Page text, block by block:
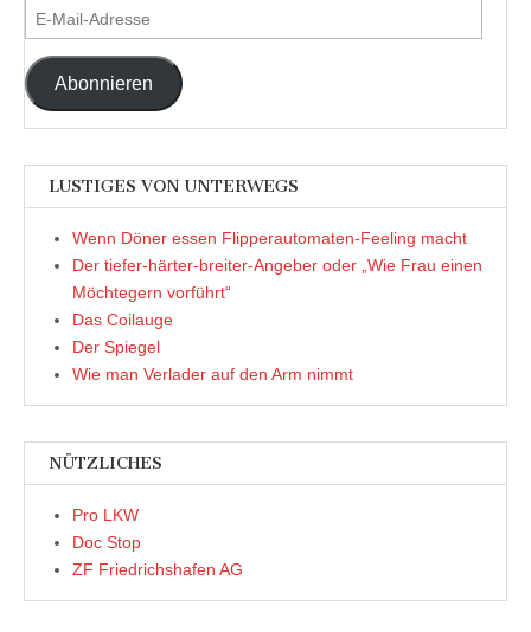
E-
Mail-
Adresse
Abonnieren
LUSTIGES VON UNTERWEGS
Wenn Döner essen Flipperautomaten-Feeling macht
Der tiefer-härter-breiter-Angeber oder „Wie Frau einen
Möchtegern vorführt“
Das Coilauge
Der Spiegel
Wie man Verlader auf den Arm nimmt
NÜTZLICHES
Pro LKW
Doc Stop
ZF Friedrichshafen AG